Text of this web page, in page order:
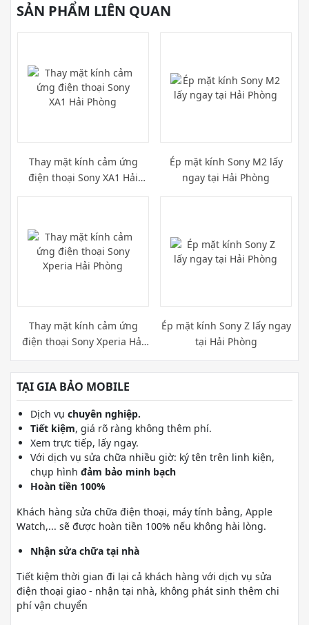
SẢN PHẨM LIÊN QUAN
Thay mặt kính cảm ứng
điện thoại Sony XA1 Hải
Ép mặt kính Sony M2 lấy
ngay tại Hải Phòng
Thay mặt kính cảm ứng
điện thoại Sony Xperia Hải
Ép mặt kính Sony Z lấy ngay
tại Hải Phòng
TẠI GIA BẢO MOBILE
Dịch vụ chuyên nghiệp.
Tiết kiệm, giá rõ ràng không thêm phí.
Xem trực tiếp, lấy ngay.
Với dịch vụ sửa chữa nhiều giờ: ký tên trên linh kiện,
chụp hình đảm bảo minh bạch
Hoàn tiền 100%
Khách hàng sửa chữa điện thoại, máy tính bảng, Apple
Watch,... sẽ được hoàn tiền 100% nếu không hài lòng.
Nhận sửa chữa tại nhà
Tiết kiệm thời gian đi lại cả khách hàng với dịch vụ sửa
điện thoại giao - nhận tại nhà, không phát sinh thêm chi
phí vận chuyển